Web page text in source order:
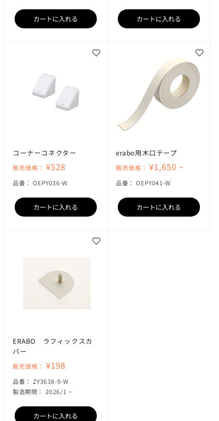
カートに入れる カートに入れる
コーナーコネクター
販売価格： ¥528
品番：SKU:
OEPY036-W
カートに入れる
erabo用木口テープ
販売価格： ¥1,650 ~
品番：SKU:
OEPY041-W
カートに入れる
ERABO ラフィックスカ
バー
販売価格： ¥198
品番： SKU:
ZY3638-9-W
製造期間： 2026/1 ~
カートに入れる